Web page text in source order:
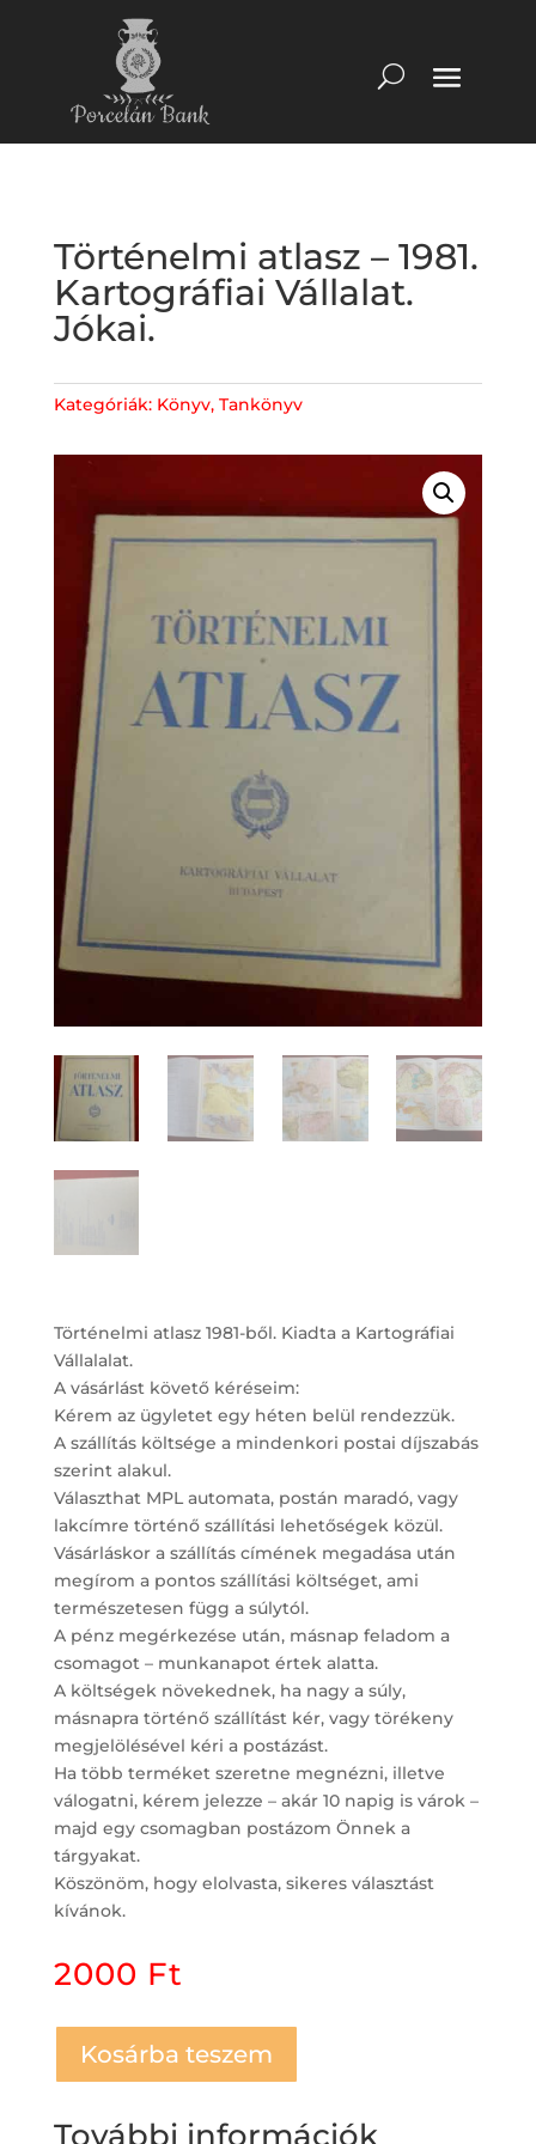
Történelmi atlasz – 1981.
Kartográfiai Vállalat.
Jókai.
Kategóriák: Könyv, Tankönyv
Történelmi atlasz 1981-ből. Kiadta a Kartográfiai
Vállalalat.
A vásárlást követő kéréseim:
Kérem az ügyletet egy héten belül rendezzük.
A szállítás költsége a mindenkori postai díjszabás
szerint alakul.
Választhat MPL automata, postán maradó, vagy
lakcímre történő szállítási lehetőségek közül.
Vásárláskor a szállítás címének megadása után
megírom a pontos szállítási költséget, ami
természetesen függ a súlytól.
A pénz megérkezése után, másnap feladom a
csomagot – munkanapot értek alatta.
A költségek növekednek, ha nagy a súly,
másnapra történő szállítást kér, vagy törékeny
megjelölésével kéri a postázást.
Ha több terméket szeretne megnézni, illetve
válogatni, kérem jelezze – akár 10 napig is várok –
majd egy csomagban postázom Önnek a
tárgyakat.
Köszönöm, hogy elolvasta, sikeres választást
kívánok.
2000 Ft
Kosárba teszem
További információk